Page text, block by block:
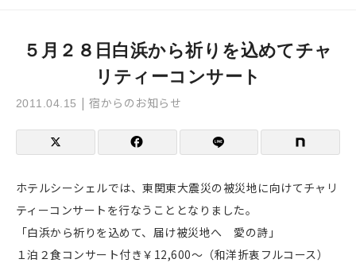
５月２８日白浜から祈りを込めてチャ
リティーコンサート
2011.04.15 宿からのお知らせ
ホテルシーシェルでは、東関東大震災の被災地に向けてチャリ
ティーコンサートを行なうこととなりました。
「白浜から祈りを込めて、届け被災地へ 愛の詩」
１泊２食コンサート付き￥12,600～（和洋折衷フルコース）